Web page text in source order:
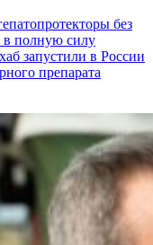
без
в полную силу
запустили в России
препарата